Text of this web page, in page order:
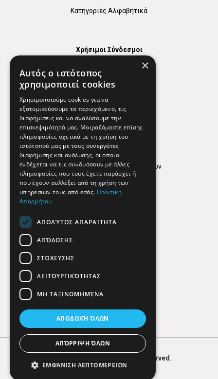
Κατηγορίες Αλφαβητικά
Χρήσιμοι Σύνδεσμοι
Χρήσιμα Τηλέφωνα
Εφημερεύοντα Φαρμακεία
Απόρρητο
Όροι Χρήσης
Πολιτική προστασίας δεδομένων
Findhere
Social Media
HERE. All Rights Reserved.
×
Αυτός ο ιστότοπος
χρησιμοποιεί cookies
Χρησιμοποιούμε cookies για να
εξατομικεύσουμε το περιεχόμενο, τις
διαφημίσεις και να αναλύσουμε την
επισκεψιμότητά μας. Μοιραζόμαστε επίσης
πληροφορίες σχετικά με τη χρήση του
ιστότοπού μας με τους συνεργάτες
διαφήμισης και ανάλυσης, οι οποίοι
ενδέχεται να τις συνδυάσουν με άλλες
πληροφορίες που τους έχετε παράσχει ή
που έχουν συλλέξει από τη χρήση των
υπηρεσιών τους από εσάς. Πολιτική
Απορρήτου
ΑΠΟΛΎΤΩΣ ΑΠΑΡΑΊΤΗΤΑ
ΑΠΌΔΟΣΗΣ
ΣΤΌΧΕΥΣΗΣ
ΛΕΙΤΟΥΡΓΙΚΌΤΗΤΑΣ
ΜΗ ΤΑΞΙΝΟΜΗΜΈΝΑ
ΑΠΟΔΟΧΉ ΌΛΩΝ
ΑΠΌΡΡΙΨΗ ΌΛΩΝ
ΕΜΦΆΝΙΣΗ ΛΕΠΤΟΜΕΡΕΙΏΝ